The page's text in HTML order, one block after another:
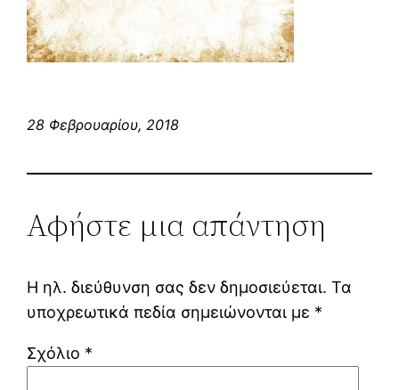
28 Φεβρουαρίου, 2018
Αφήστε μια απάντηση
Η ηλ. διεύθυνση σας δεν δημοσιεύεται. Τα
υποχρεωτικά πεδία σημειώνονται με *
Σχόλιο *